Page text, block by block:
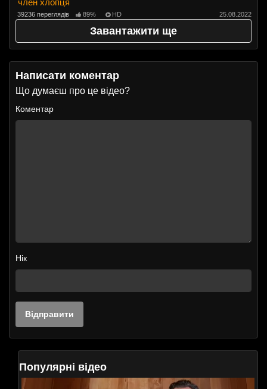
член хлопця
39236 переглядів 89% HD 25.08.2022
Завантажити ще
Написати коментар
Що думаєш про це відео?
Коментар
Нік
Популярні відео